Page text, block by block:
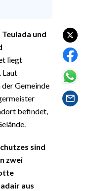
und
liegt
Laut
Gemeinde
befindet,
sind
zwei
aus